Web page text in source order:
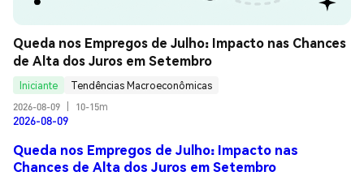
Queda nos Empregos de Julho: Impacto nas Chances
de Alta dos Juros em Setembro
Iniciante
Tendências Macroeconômicas
2026-08-09
10-15m
2026-08-09
Queda nos Empregos de Julho: Impacto nas
Chances de Alta dos Juros em Setembro